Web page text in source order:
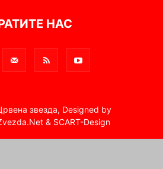
НАС
звезда, Designed by
& SCART-Design